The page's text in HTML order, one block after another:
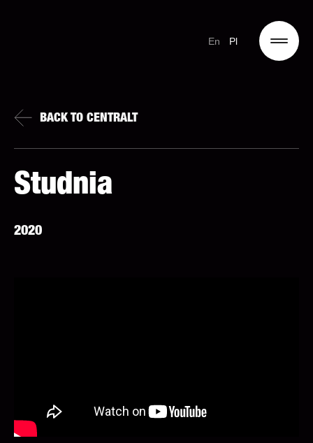
Pl
En
BACK TO CENTRALT
Studnia
2020